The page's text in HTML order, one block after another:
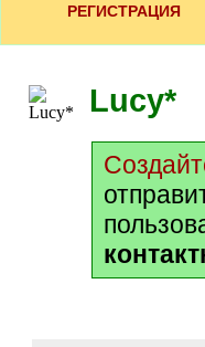
РЕГИСТРАЦИЯ
Lucy*